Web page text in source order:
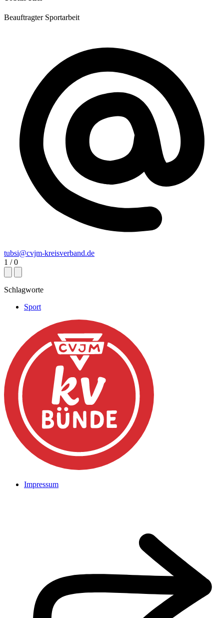
Beauftragter Sportarbeit
tubsi@cvjm-kreisverband.de
1 /0
Schlagworte
Sport
Impressum